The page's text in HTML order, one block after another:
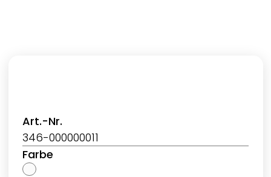
Art.-Nr.
346-000000011
Farbe